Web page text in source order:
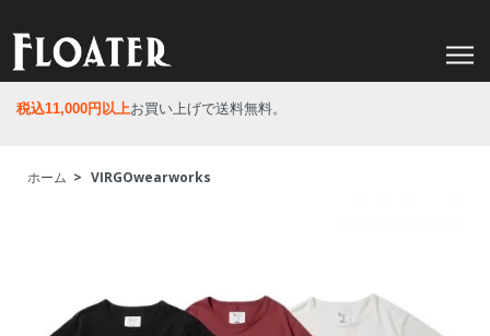
税込11,000円以上お買い上げで送料無料。
ホーム > VIRGOwearworks